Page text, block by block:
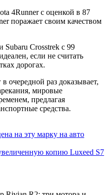
4Runner с оценкой в 87
поражает своим качеством
Subaru Crosstrek с 99
если не считать
дорогах.
очередной раз доказывает,
мировые
предлагая
средства.
на эту марку на авто
копию Luxeed S7